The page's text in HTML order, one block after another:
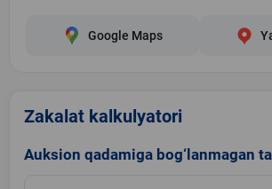
Google Maps
Zakalat kalkulyatori
Auksion qadamiga bog‘lanmagan